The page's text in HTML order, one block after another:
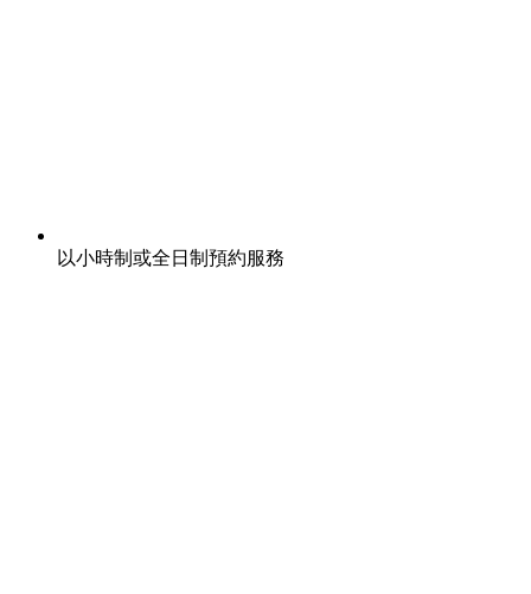
以小時制或全日制預約服務